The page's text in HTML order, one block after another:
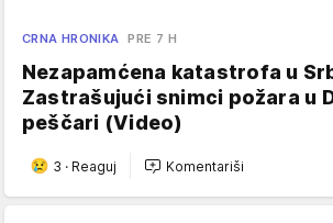
CRNA HRONIKA PRE 7 H
Nezapamćena katastrofa u
Zastrašujući snimci požara u
peščari (Video)
3 · Reaguj Komentariši